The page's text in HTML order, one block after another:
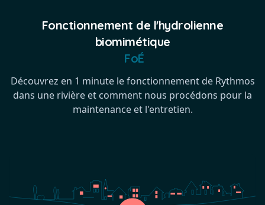
Fonctionnement de l'hydrolienne
biomimétique
FoÉ
Découvrez en 1 minute le fonctionnement de Rythmos
dans une rivière et comment nous procédons pour la
maintenance et l'entretien.